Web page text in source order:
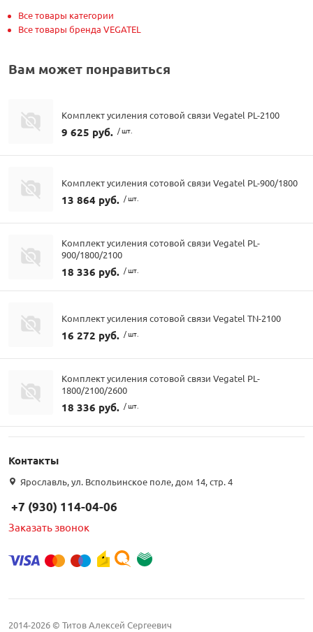
Все товары категории
Все товары бренда VEGATEL
Вам может понравиться
Комплект усиления сотовой связи Vegatel PL-2100
9 625 руб. / шт.
Комплект усиления сотовой связи Vegatel PL-900/1800
13 864 руб. / шт.
Комплект усиления сотовой связи Vegatel PL-
900/1800/2100
18 336 руб. / шт.
Комплект усиления сотовой связи Vegatel TN-2100
16 272 руб. / шт.
Комплект усиления сотовой связи Vegatel PL-
1800/2100/2600
18 336 руб. / шт.
Контакты
Ярославль, ул. Вспольинское поле, дом 14, стр. 4
+7 (930) 114-04-06
Заказать звонок
2014-2026 © Титов Алексей Сергеевич